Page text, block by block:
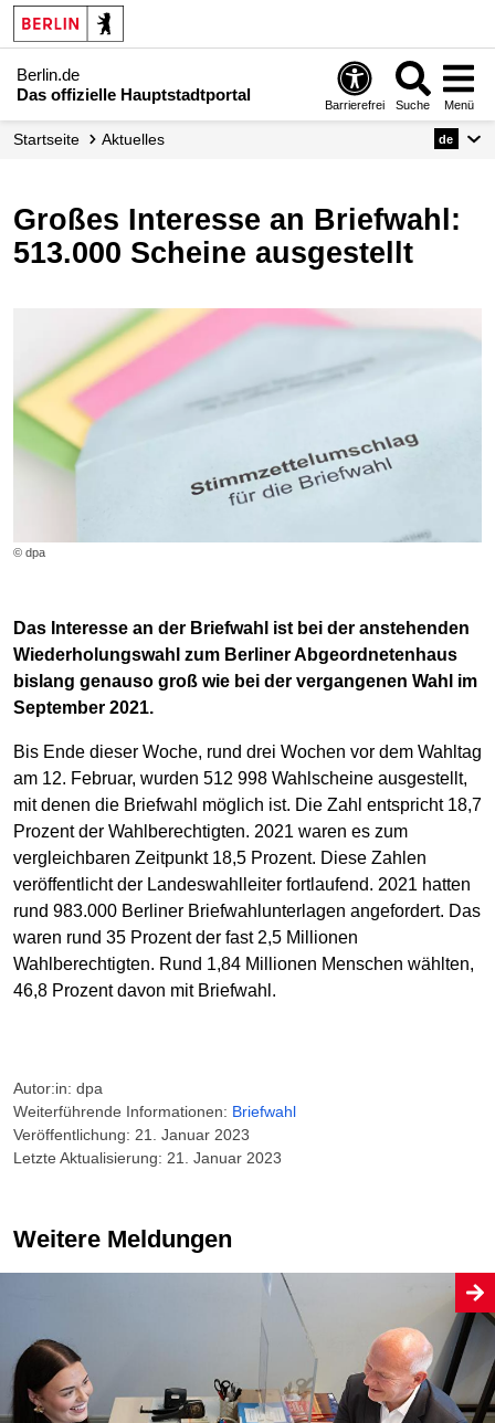
Berlin.de
Das offizielle Hauptstadtportal
Barrierefrei Suche Menü
Startseite Aktuelles de
Großes Interesse an Briefwahl:
513.000 Scheine ausgestellt
© dpa
Das Interesse an der Briefwahl ist bei der anstehenden
Wiederholungswahl zum Berliner Abgeordnetenhaus
bislang genauso groß wie bei der vergangenen Wahl im
September 2021.
Bis Ende dieser Woche, rund drei Wochen vor dem Wahltag
am 12. Februar, wurden 512 998 Wahlscheine ausgestellt,
mit denen die Briefwahl möglich ist. Die Zahl entspricht 18,7
Prozent der Wahlberechtigten. 2021 waren es zum
vergleichbaren Zeitpunkt 18,5 Prozent. Diese Zahlen
veröffentlicht der Landeswahlleiter fortlaufend. 2021 hatten
rund 983.000 Berliner Briefwahlunterlagen angefordert. Das
waren rund 35 Prozent der fast 2,5 Millionen
Wahlberechtigten. Rund 1,84 Millionen Menschen wählten,
46,8 Prozent davon mit Briefwahl.
Autor:in: dpa
Weiterführende Informationen: Briefwahl
Veröffentlichung: 21. Januar 2023
Letzte Aktualisierung: 21. Januar 2023
Weitere Meldungen